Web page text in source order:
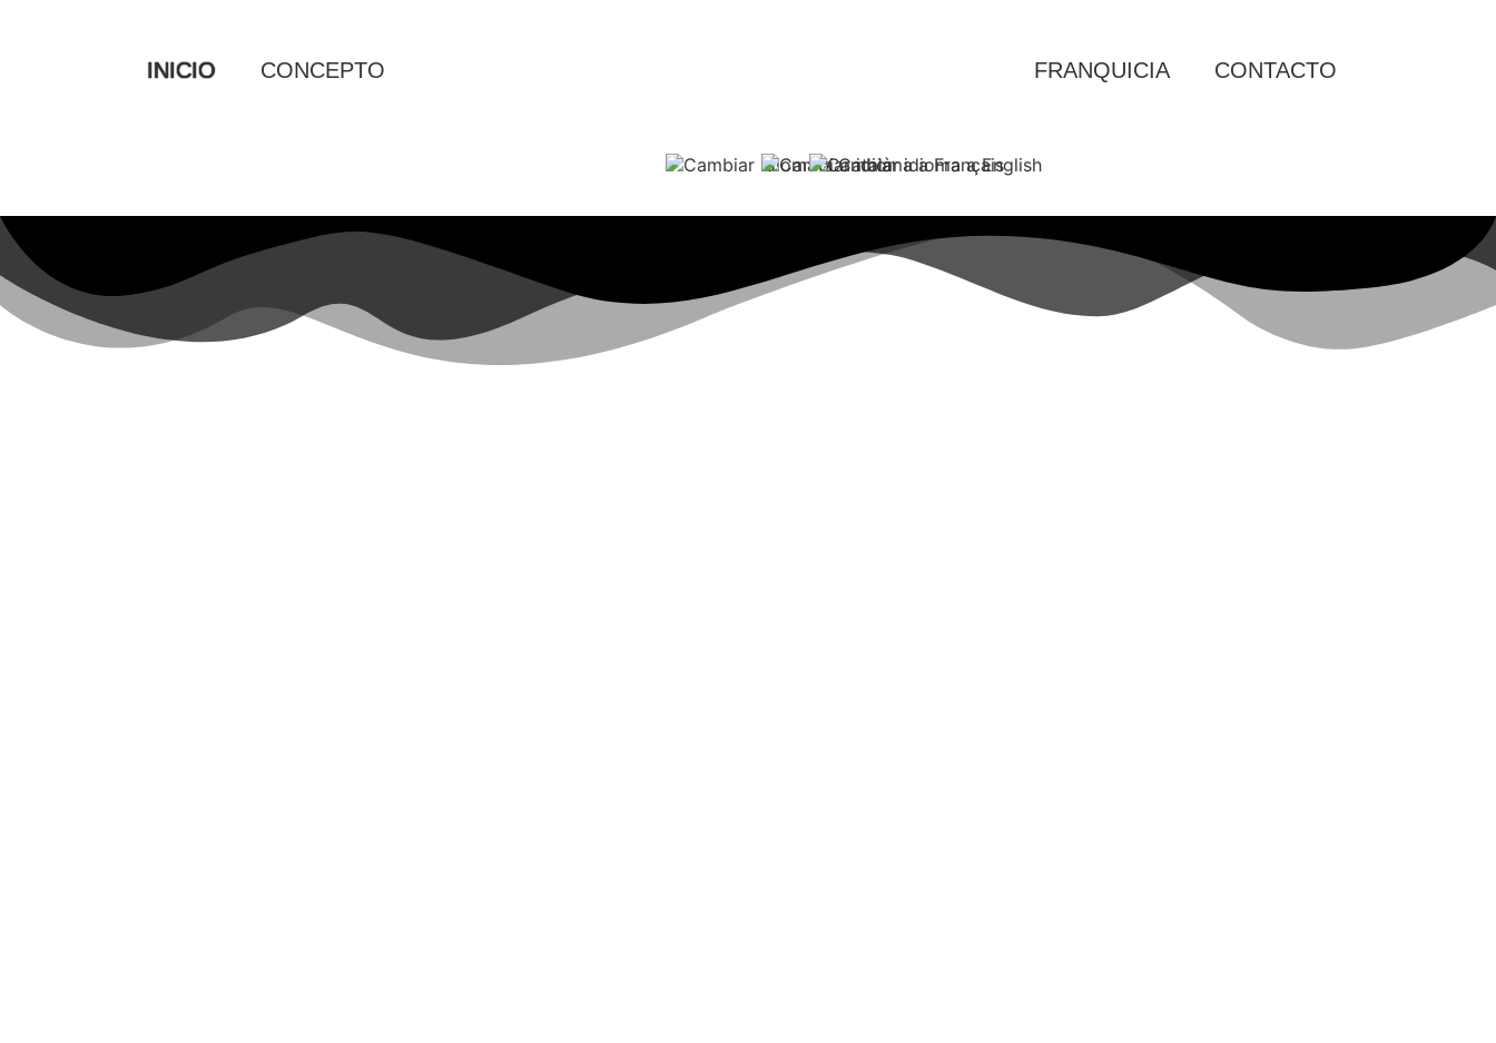
INICIO CONCEPTO FRANQUICIA CONTACTO